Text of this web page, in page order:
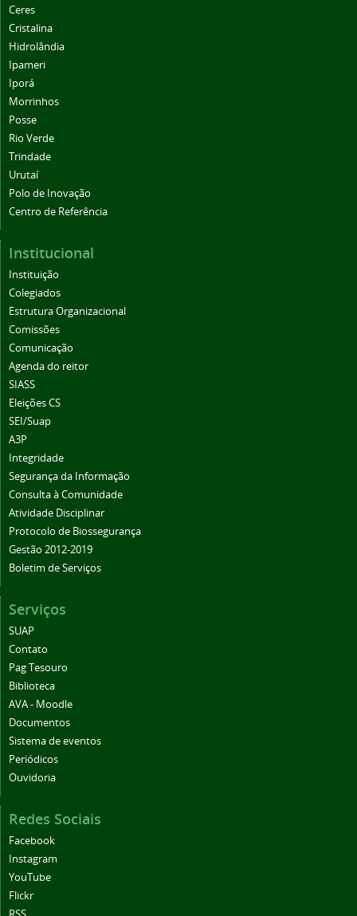
Ceres
Cristalina
Hidrolândia
Ipameri
Iporá
Morrinhos
Posse
Rio Verde
Trindade
Urutaí
Polo de Inovação
Centro de Referência
Institucional
Instituição
Colegiados
Estrutura Organizacional
Comissões
Comunicação
Agenda do reitor
SIASS
Eleições CS
SEI/Suap
A3P
Integridade
Segurança da Informação
Consulta à Comunidade
Atividade Disciplinar
Protocolo de Biossegurança
Gestão 2012-2019
Boletim de Serviços
Serviços
SUAP
Contato
Pag Tesouro
Biblioteca
AVA - Moodle
Documentos
Sistema de eventos
Periódicos
Ouvidoria
Redes Sociais
Facebook
Instagram
YouTube
Flickr